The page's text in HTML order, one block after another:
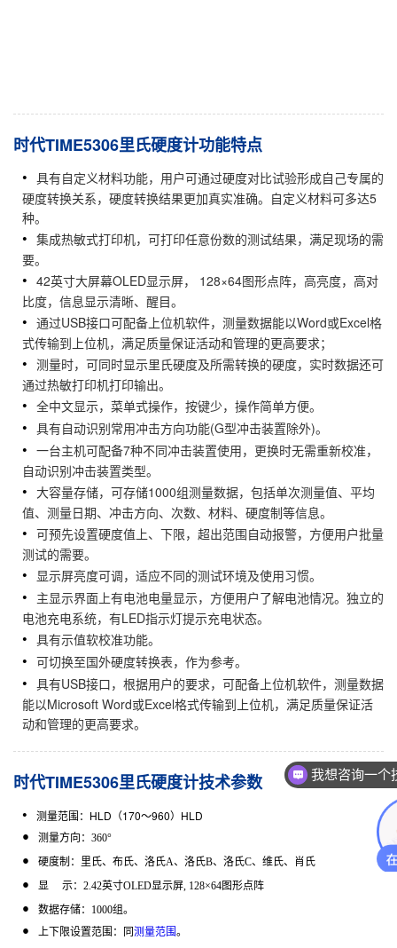
时代TIME5306里氏硬度计功能特点
具有自定义材料功能，用户可通过硬度对比试验形成自己专属的
硬度转换关系，硬度转换结果更加真实准确。自定义材料可多达5
种。
集成热敏式打印机，可打印任意份数的测试结果，满足现场的需
要。
42英寸大屏幕OLED显示屏， 128×64图形点阵，高亮度，高对
比度，信息显示清晰、醒目。
通过USB接口可配备上位机软件，测量数据能以Word或Excel格
式传输到上位机，满足质量保证活动和管理的更高要求；
测量时，可同时显示里氏硬度及所需转换的硬度，实时数据还可
通过热敏打印机打印输出。
全中文显示，菜单式操作，按键少，操作简单方便。
具有自动识别常用冲击方向功能(G型冲击装置除外)。
一台主机可配备7种不同冲击装置使用，更换时无需重新校准，
自动识别冲击装置类型。
大容量存储，可存储1000组测量数据，包括单次测量值、平均
值、测量日期、冲击方向、次数、材料、硬度制等信息。
可预先设置硬度值上、下限，超出范围自动报警，方便用户批量
测试的需要。
显示屏亮度可调，适应不同的测试环境及使用习惯。
主显示界面上有电池电量显示，方便用户了解电池情况。独立的
电池充电系统，有LED指示灯提示充电状态。
具有示值软校准功能。
可切换至国外硬度转换表，作为参考。
具有USB接口，根据用户的要求，可配备上位机软件，测量数据
能以Microsoft Word或Excel格式传输到上位机，满足质量保证活
动和管理的更高要求。
时代TIME5306里氏硬度计技术参数
测量范围： HLD （170～960） HLD
测量方向： 360°
硬度制：里氏、布氏、洛氏A、洛氏B、洛氏C、维氏、肖氏
显 示： 2.42英寸OLED显示屏 , 128×64图形点阵
数据存储： 1000组。
上下限设置范围：同测量范围。
我想咨询一个